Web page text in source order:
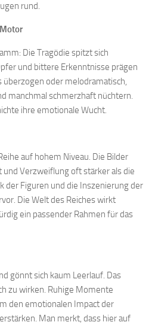
rund.
Die Tragödie spitzt sich
und bittere Erkenntnisse prägen
überzogen oder melodramatisch,
manchmal schmerzhaft nüchtern.
ihre emotionale Wucht.
auf hohem Niveau. Die Bilder
Verzweiflung oft stärker als die
der Figuren und die Inszenierung der
Die Welt des Reiches wirkt
ein passender Rahmen für das
gönnt sich kaum Leerlauf. Das
zu wirken. Ruhige Momente
den emotionalen Impact der
Man merkt, dass hier auf